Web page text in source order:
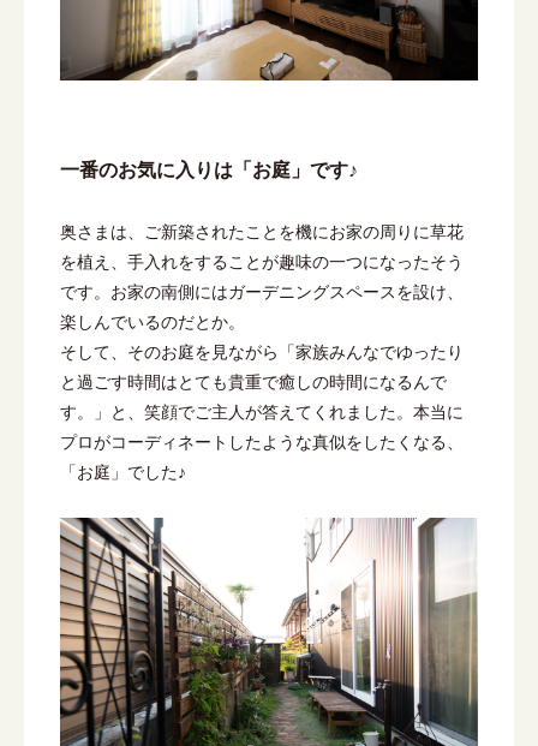
一番のお気に入りは「お庭」です♪
奥さまは、ご新築されたことを機にお家の周りに草花
を植え、手入れをすることが趣味の一つになったそう
です。お家の南側にはガーデニングスペースを設け、
楽しんでいるのだとか。
そして、そのお庭を見ながら「家族みんなでゆったり
と過ごす時間はとても貴重で癒しの時間になるんで
す。」と、笑顔でご主人が答えてくれました。本当に
プロがコーディネートしたような真似をしたくなる、
「お庭」でした♪